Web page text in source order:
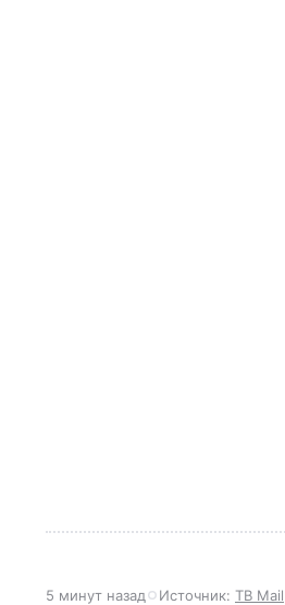
5 минут назад Источник: ТВ Mail